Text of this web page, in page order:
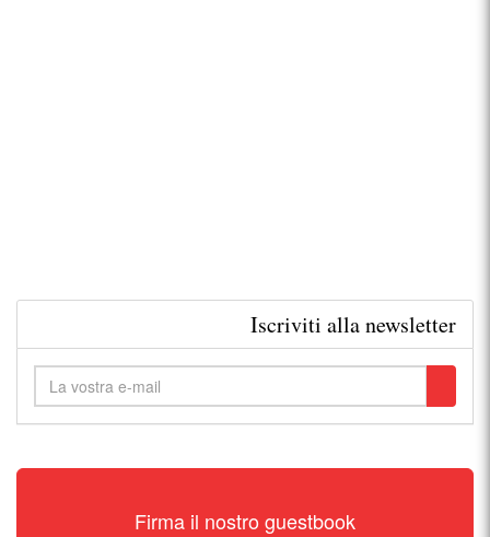
Iscriviti alla newsletter
Firma il nostro guestbook